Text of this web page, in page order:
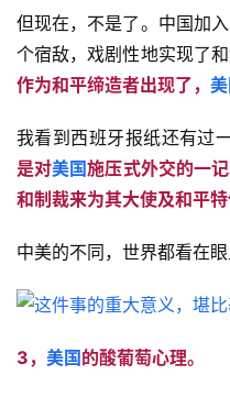
但现在，不是了。中国加
个宿敌，戏剧性地实现了
作为和平缔造者出现了， 美
我看到西班牙报纸还有过
是对美国施压式外交的一
和制裁来为其大使及和平
中美的不同，世界都看在眼
3， 美国 的酸葡萄心理。